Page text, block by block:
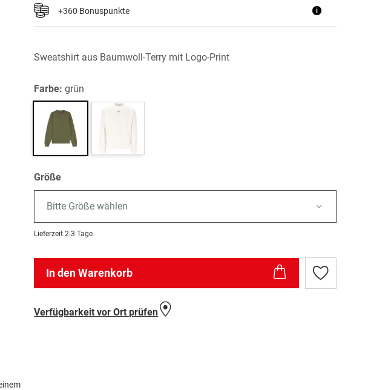
+360 Bonuspunkte i
Sweatshirt aus Baumwoll-Terry mit Logo-Print
Farbe:grün
Größe
Bitte Größe wählen
Lieferzeit 2-3 Tage
In den Warenkorb
Zur
Wunschliste
Verfügbarkeit vor Ort prüfen